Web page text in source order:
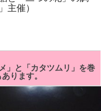
主催）
」と「カタツムリ」を巻
ります。